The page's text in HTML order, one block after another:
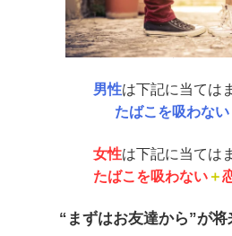
男性は下記に当ては
たばこを吸わない
女性は下記に当ては
たばこを吸わない＋
“まずはお友達から”が